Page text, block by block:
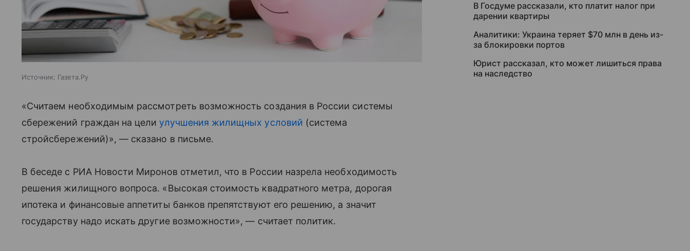
Источник: Газета.Ру
«Считаем необходимым рассмотреть возможность создания в России системы
сбережений граждан на целиулучшения жилищных условий (система
стройсбережений)», — сказано в письме.
В беседе с РИА Новости Миронов отметил, что в России назрела необходимость
решения жилищного вопроса. «Высокая стоимость квадратного метра, дорогая
ипотека и финансовые аппетиты банков препятствуют его решению, а значит
государству надо искать другие возможности», — считает политик.
В Госдуме рассказали, кто платит налог при
дарении квартиры
Аналитики: Украина теряет $70 млн в день из-
за блокировки портов
Юрист рассказал, кто может лишиться права
на наследство